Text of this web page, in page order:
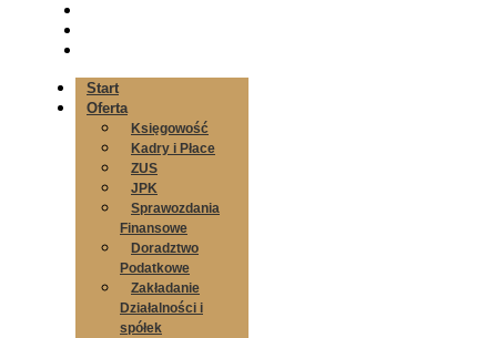
Start
Oferta
Księgowość
Kadry i Płace
ZUS
JPK
Sprawozdania
Finansowe
Doradztwo
Podatkowe
Zakładanie
Działalności i
spółek